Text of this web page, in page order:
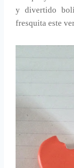
y divertido
fresquita este